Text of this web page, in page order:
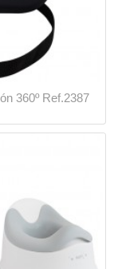
360º Ref.2387